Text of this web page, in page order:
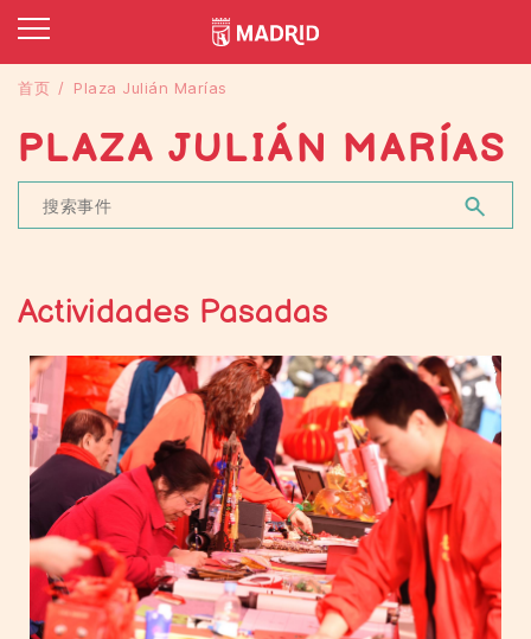
首页 Plaza Julián Marías
PLAZA JULIÁN MARÍAS
Actividades Pasadas